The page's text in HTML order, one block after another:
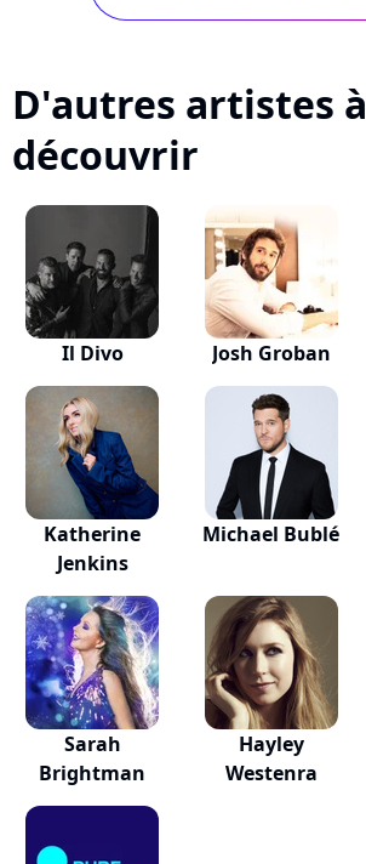
D'autres artistes à
découvrir
Il Divo Josh Groban
Katherine
Jenkins
Michael Bublé
Sarah
Brightman
Hayley
Westenra